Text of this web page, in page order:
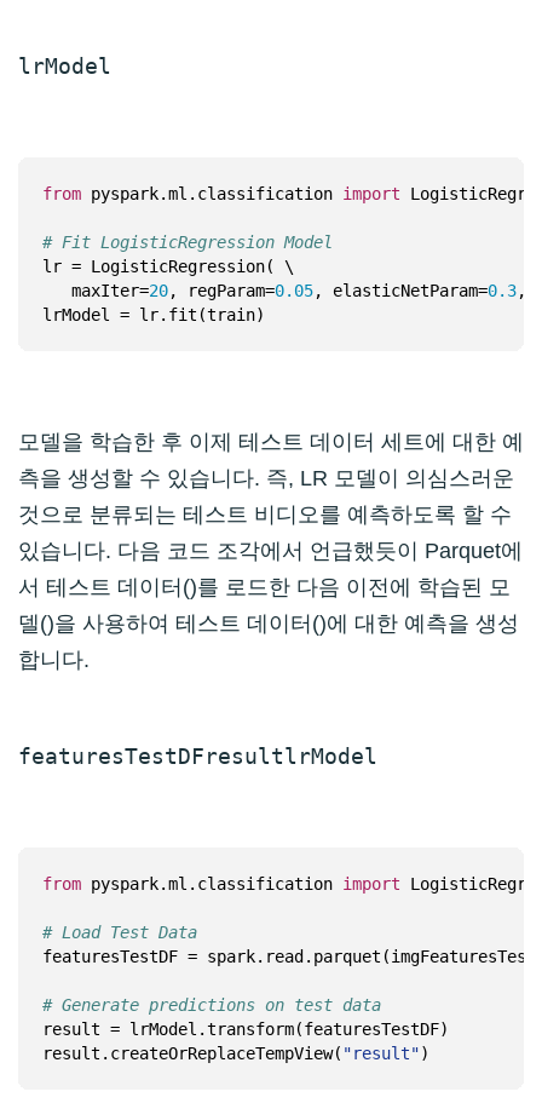
lrModel
from pyspark.ml.classification import
# Fit LogisticRegression Model
   maxIter=
20, regParam=0.05, elasticNetParam=0.3,
모델을 학습한 후 이제 테스트 데이터 세트에 대한 예
측을 생성할 수 있습니다. 즉, LR 모델이 의심스러운
것으로 분류되는 테스트 비디오를 예측하도록 할 수
있습니다. 다음 코드 조각에서 언급했듯이 Parquet에
서 테스트 데이터()를 로드한 다음 이전에 학습된 모
델()을 사용하여 테스트 데이터()에 대한 예측을 생성
합니다.
featuresTestDFresultlrModel
from pyspark.ml.classification import
# Load Test Data
featuresTestDF =
# Generate predictions on test data
result.createOrReplaceTempView( "result"